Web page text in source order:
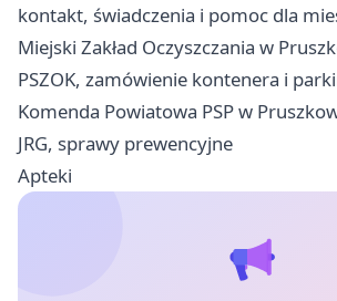
kontakt, świadczenia i pomoc dla
Miejski Zakład Oczyszczania w
PSZOK, zamówienie kontenera i
Komenda Powiatowa PSP w
JRG, sprawy prewencyjne
Apteki